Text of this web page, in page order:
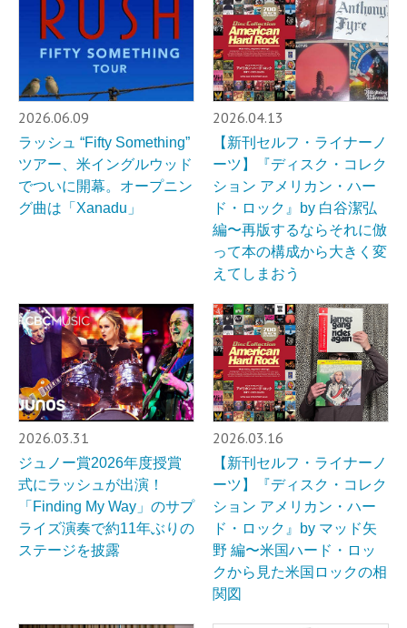
2026.06.09
ラッシュ “Fifty Something”
ツアー、米イングルウッド
でついに開幕。オープニン
グ曲は「Xanadu」
2026.04.13
【新刊セルフ・ライナーノ
ーツ】『ディスク・コレク
ション アメリカン・ハー
ド・ロック』by 白谷潔弘
編〜再版するならそれに倣
って本の構成から大きく変
えてしまおう
2026.03.31
ジュノー賞2026年度授賞
式にラッシュが出演！
「Finding My Way」のサプ
ライズ演奏で約11年ぶりの
ステージを披露
2026.03.16
【新刊セルフ・ライナーノ
ーツ】『ディスク・コレク
ション アメリカン・ハー
ド・ロック』by マッド矢
野 編〜米国ハード・ロッ
クから見た米国ロックの相
関図